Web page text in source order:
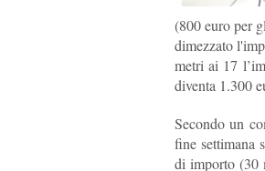
(800 euro per
dimezzato
metri ai 17
diventa 1.300
Secondo un
fine settimana
di importo (30